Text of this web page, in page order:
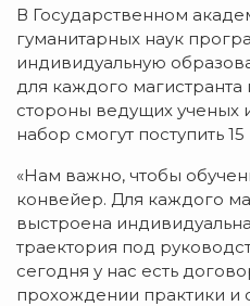
В Государственном
гуманитарных наук
индивидуальную
для каждого магистранта
стороны ведущих ученых
набор смогут поступить
«Нам важно, чтобы
конвейер. Для каждого
выстроена
траектория под
сегодня у нас есть
прохождении практики